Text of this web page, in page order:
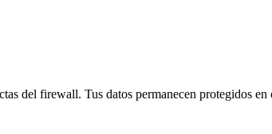
del firewall. Tus datos permanecen protegidos en